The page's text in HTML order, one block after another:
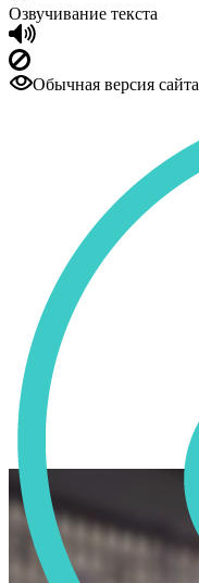
Озвучивание текста
Обычная версия сайта